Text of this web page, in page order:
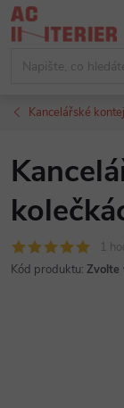
Přejít
na
Kancelářské
1
Kód produktu: Zvolte